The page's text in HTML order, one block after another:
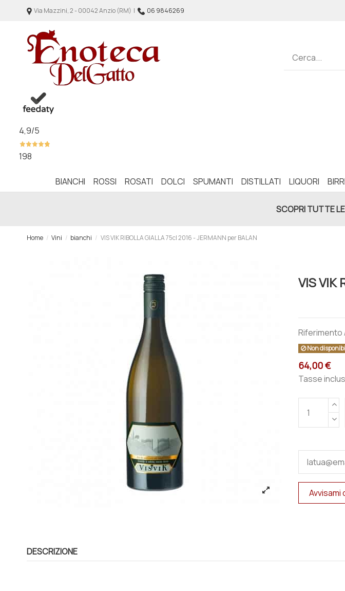
Via Mazzini, 2 - 00042 Anzio (RM) | 06 9846269
4,9/5
198
BIANCHI ROSSI ROSATI DOLCI SPUMANTI DISTILLATI LIQUORI
SCOPRI TUTTE
Home Vini bianchi VIS VIK RIBOLLA GIALLA 75cl 2016 - JERMANN per BALAN
VIS VIK
Riferimento
Non
64,00 €
Tasse
DESCRIZIONE